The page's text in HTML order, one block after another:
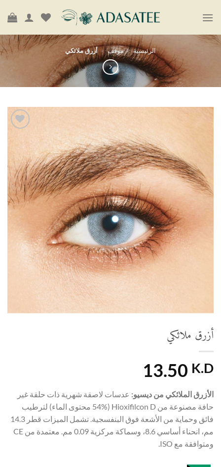
للمحتوى
الرئيسية » موقف » أزرق ملائكي
إلى
قائمة
الرغبات
أزرق ملائكي
K.D
الأزرق الملائكي من ديسيو: عدسات لاصقة شهرية ذات حلقة غير
حافة مصنوعة من Hioxifilcon D (54% محتوى الماء) لترطيب
فائق وحماية من الأشعة فوق البنفسجية. تشمل الميزات قطر 14.3
مم، انحناء أساسي 8.6، وسماكة مركزية 0.09 مم. معتمدة من CE
ومتوافقة مع ISO.